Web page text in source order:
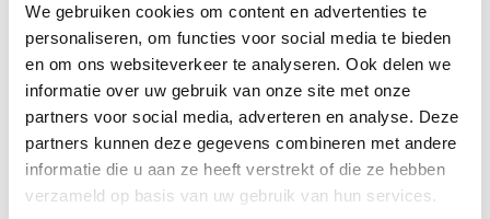
We gebruiken cookies om content en advertenties te
personaliseren, om functies voor social media te bieden
en om ons websiteverkeer te analyseren. Ook delen we
informatie over uw gebruik van onze site met onze
partners voor social media, adverteren en analyse. Deze
partners kunnen deze gegevens combineren met andere
informatie die u aan ze heeft verstrekt of die ze hebben
verzameld op basis van uw gebruik van hun services.
deze vragen ging Brink voor het College van
Rijksadviseurs (CRa) aan de slag. Het CRa ziet
voor zichzelf namelijk een taak in het agenderen
van de maatschappelijke waarde van
rijksvastgoed. En vindt het daarnaast van belang
ervoor te zorgen dat deze maatschappelijke
waarde in investeringsafwegingen integraal
worden meegewogen. Door voor het